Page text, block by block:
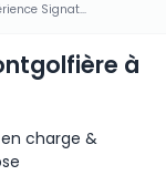
Expérience Signature en Montgolfière à Dubaï
à
en charge &